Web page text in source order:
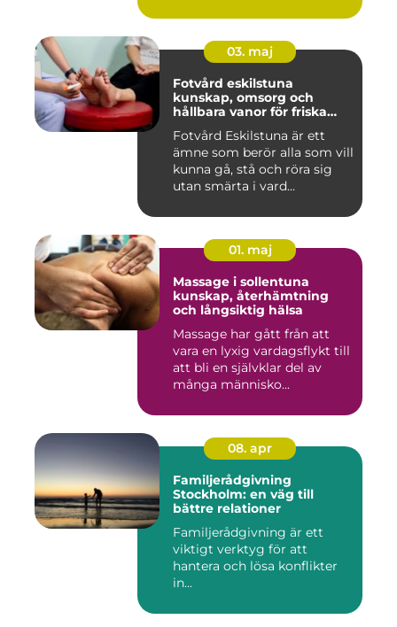
03. maj
Fotvård eskilstuna
kunskap, omsorg och
hållbara vanor för friska
Fotvård Eskilstuna är ett
ämne som berör alla som vill
kunna gå, stå och röra sig
utan smärta i vard...
01. maj
Massage i sollentuna
kunskap, återhämtning
och långsiktig hälsa
Massage har gått från att
vara en lyxig vardagsflykt till
att bli en självklar del av
många människo...
08. apr
Familjerådgivning
Stockholm: en väg till
bättre relationer
Familjerådgivning är ett
viktigt verktyg för att
hantera och lösa konflikter
in...